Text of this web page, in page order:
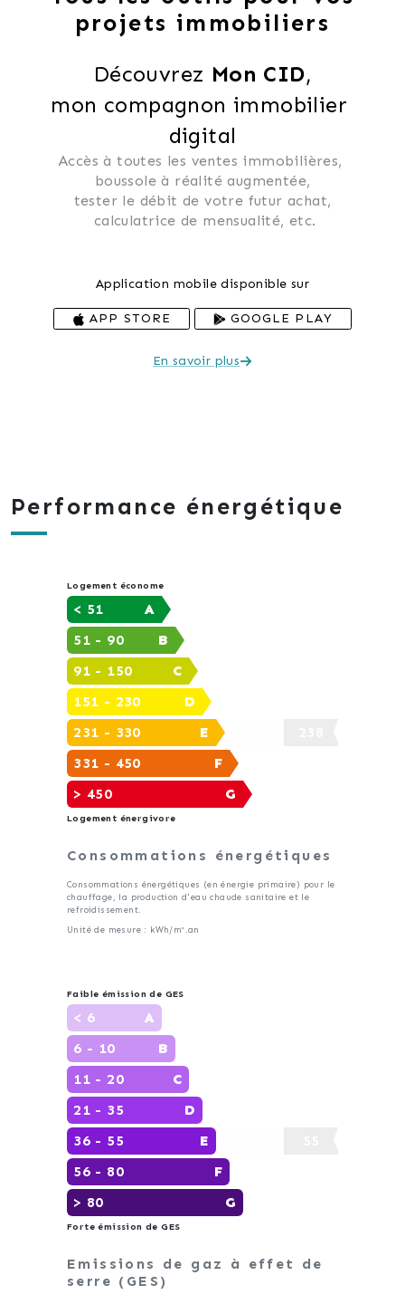
projets immobiliers
Découvrez Mon CID,
mon compagnon immobilier
digital
Accès à toutes les ventes immobilières,
boussole à réalité augmentée,
tester le débit de votre futur achat,
calculatrice de mensualité, etc.
Application mobile disponible sur
APP STORE GOOGLE PLAY
En savoir plus
Performance énergétique
Logement économe
A
< 51
B
51 - 90
C
91 - 150
D
151 - 230
E
231 - 330
F
331 - 450
G
> 450
Logement énergivore
Consommations énergétiques
Consommations énergétiques (en énergie primaire) pour le
chauffage, la production d'eau chaude sanitaire et le
refroidissement.
Unité de mesure : kWh/m².an
Faible émission de GES
A
< 6
B
6 - 10
C
11 - 20
D
21 - 35
E
36 - 55
F
56 - 80
G
> 80
Forte émission de GES
Emissions de gaz à effet de
serre (GES)